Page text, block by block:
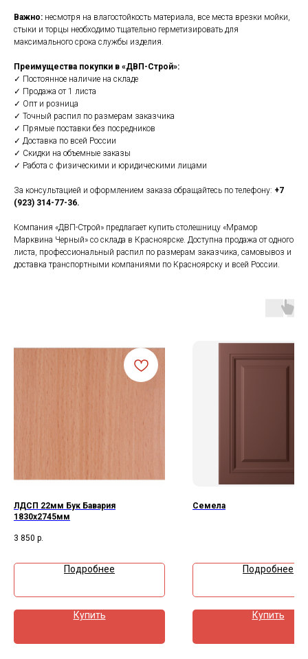
Важно: несмотря на влагостойкость материала, все места врезки мойки,
стыки и торцы необходимо тщательно герметизировать для
максимального срока службы изделия.
Преимущества покупки в «ДВП-Строй»:
✓ Постоянное наличие на складе
✓ Продажа от 1 листа
✓ Опт и розница
✓ Точный распил по размерам заказчика
✓ Прямые поставки без посредников
✓ Доставка по всей России
✓ Скидки на объемные заказы
✓ Работа с физическими и юридическими лицами
За консультацией и оформлением заказа обращайтесь по телефону: +7
(923) 314-77-36.
Компания «ДВП-Строй» предлагает купить столешницу «Мрамор
Марквина Черный» со склада в Красноярске. Доступна продажа от одного
листа, профессиональный распил по размерам заказчика, самовывоз и
доставка транспортными компаниями по Красноярску и всей России.
ЛДСП 22мм Бук Бавария
1830х2745мм
3 850 р.
Подробнее
Купить
Семела
Подробнее
Купить